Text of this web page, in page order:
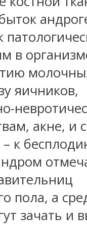
в
яичников,
акне, и
к
пола, а
зачать и